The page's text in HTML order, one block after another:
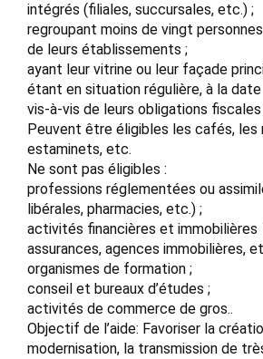
intégrés (filiales, succursales, etc.) ;
regroupant moins de vingt
de leurs établissements ;
ayant leur vitrine ou leur façade
étant en situation régulière, à la
vis-à-vis de leurs obligations
Peuvent être éligibles les cafés, les
estaminets, etc.
Ne sont pas éligibles :
professions réglementées ou
libérales, pharmacies, etc.) ;
activités financières et immobilières
assurances, agences immobilières,
organismes de formation ;
conseil et bureaux d’études ;
activités de commerce de gros..
Objectif de l’aide: Favoriser la
modernisation, la transmission de